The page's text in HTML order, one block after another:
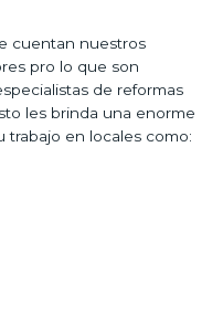
cuentan nuestros
pro lo que son
de reformas
les brinda una enorme
trabajo en locales como: